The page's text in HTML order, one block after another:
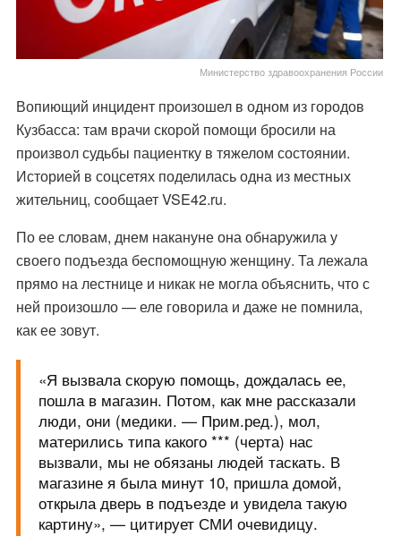
Министерство здравоохранения России
Вопиющий инцидент произошел в одном из городов
Кузбасса: там врачи скорой помощи бросили на
произвол судьбы пациентку в тяжелом состоянии.
Историей в соцсетях поделилась одна из местных
жительниц, сообщаетVSE42.ru.
По ее словам, днем накануне она обнаружила у
своего подъезда беспомощную женщину. Та лежала
прямо на лестнице и никак не могла объяснить, что с
ней произошло — еле говорила и даже не помнила,
как ее зовут.
«Я вызвала скорую помощь, дождалась ее,
пошла в магазин. Потом, как мне рассказали
люди, они (медики. — Прим.ред.), мол,
матерились типа какого *** (черта) нас
вызвали, мы не обязаны людей таскать. В
магазине я была минут 10, пришла домой,
открыла дверь в подъезде и увидела такую
картину», — цитирует СМИ очевидицу.